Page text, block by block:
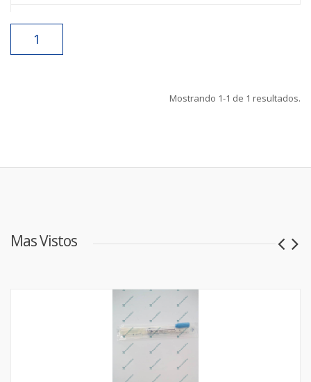
1
Mostrando 1-1 de 1 resultados.
Mas Vistos